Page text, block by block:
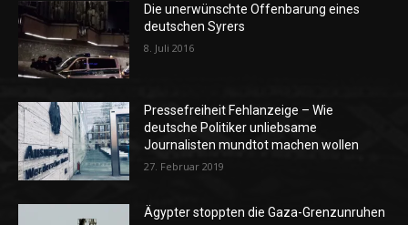
Die unerwünschte Offenbarung eines
deutschen Syrers
8. Juli 2016
Pressefreiheit Fehlanzeige – Wie
deutsche Politiker unliebsame
Journalisten mundtot machen wollen
27. Februar 2019
Ägypter stoppten die Gaza-Grenzunruhen